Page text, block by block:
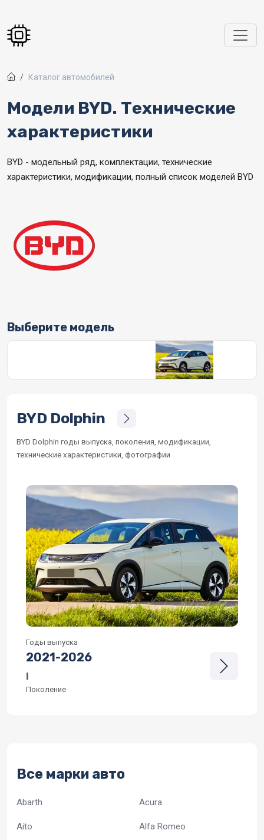
Каталог автомобилей
Модели BYD. Технические
характеристики
BYD - модельный ряд, комплектации, технические
характеристики, модификации, полный список моделей BYD
Выберите модель
BYD Dolphin
BYD Dolphin годы выпуска, поколения, модификации,
технические характеристики, фотографии
Годы выпуска
2021-2026
I
Поколение
Все марки авто
Abarth Acura
Aito Alfa Romeo